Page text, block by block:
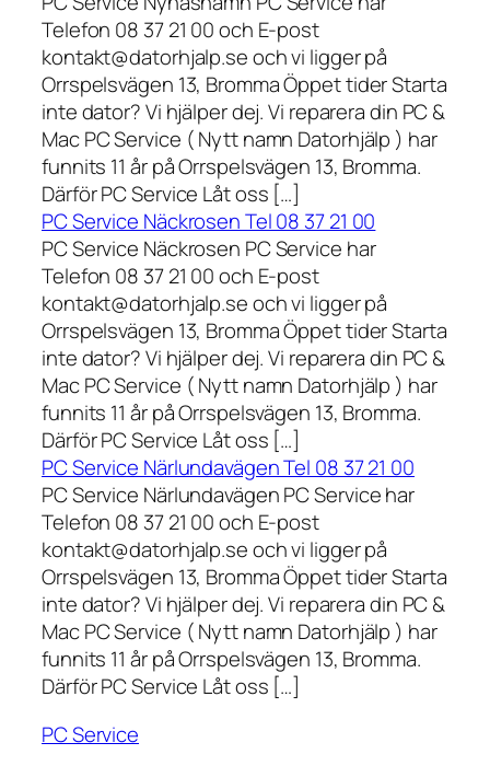
Telefon 08 37 21 00 och E-post
kontakt@datorhjalp.se och vi ligger på
Orrspelsvägen 13, Bromma Öppet tider Starta
inte dator? Vi hjälper dej. Vi reparera din PC &
Mac PC Service ( Nytt namn Datorhjälp ) har
funnits 11 år på Orrspelsvägen 13, Bromma.
Därför PC Service Låt oss […]
PC Service Näckrosen Tel 08 37 21 00
PC Service Näckrosen PC Service har
Telefon 08 37 21 00 och E-post
kontakt@datorhjalp.se och vi ligger på
Orrspelsvägen 13, Bromma Öppet tider Starta
inte dator? Vi hjälper dej. Vi reparera din PC &
Mac PC Service ( Nytt namn Datorhjälp ) har
funnits 11 år på Orrspelsvägen 13, Bromma.
Därför PC Service Låt oss […]
PC Service Närlundavägen Tel 08 37 21 00
PC Service Närlundavägen PC Service har
Telefon 08 37 21 00 och E-post
kontakt@datorhjalp.se och vi ligger på
Orrspelsvägen 13, Bromma Öppet tider Starta
inte dator? Vi hjälper dej. Vi reparera din PC &
Mac PC Service ( Nytt namn Datorhjälp ) har
funnits 11 år på Orrspelsvägen 13, Bromma.
Därför PC Service Låt oss […]
PC Service